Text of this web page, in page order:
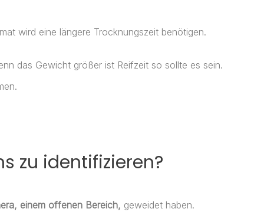
wird eine längere Trocknungszeit benötigen.
das Gewicht größer ist Reifzeit so sollte es sein.
zu identifizieren?
einem offenen Bereich, geweidet haben.